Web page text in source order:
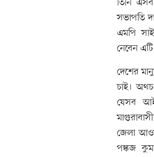
তিনি
সভাপতি
এমপি
নেবেন এটি
দেশের
চাই।
যেসব
জেলা
পঙ্কজ